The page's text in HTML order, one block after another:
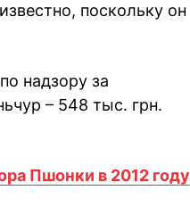
поскольку он
надзору за
– 548 тыс. грн.
Пшонки в 2012 году